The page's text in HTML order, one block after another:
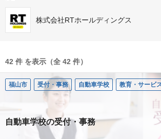
株式会社RTホールディングス
42 件 を表示（全 42 件）
福山市 受付・事務 自動車学校 教育・サービ
自動車学校の受付・事務